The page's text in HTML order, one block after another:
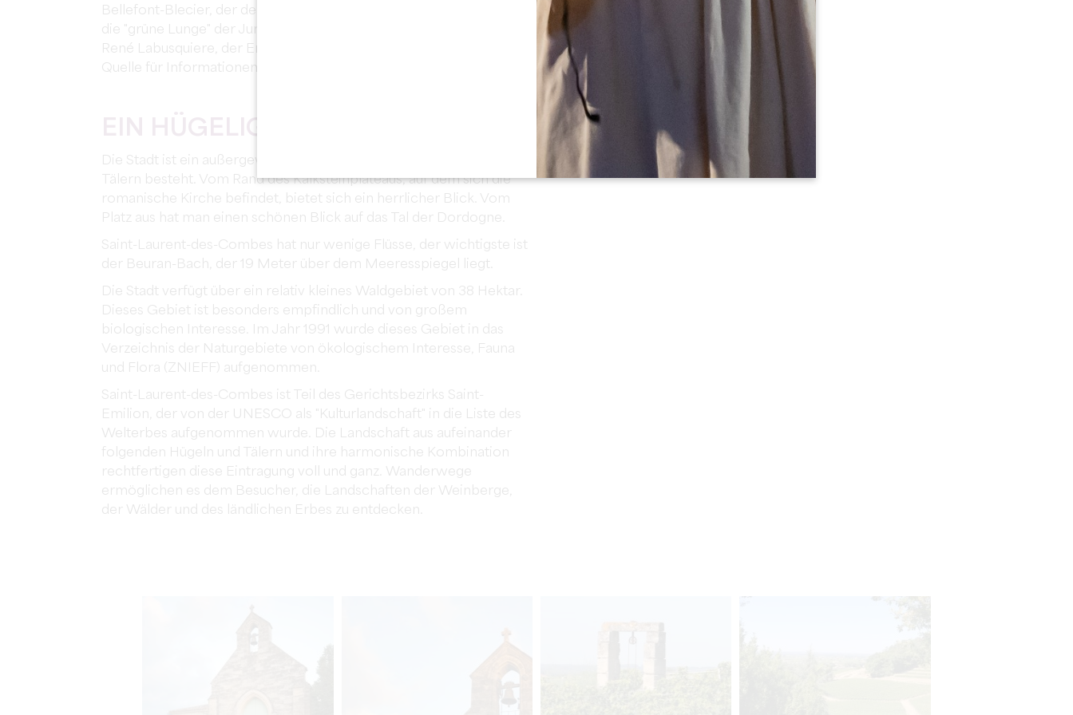
Bellefont-Blecier, der der Stadt 1918 18 Hektar Wald vermachte, um
die "grüne Lunge" der Jurisdiktion zu schaffen. Auch der Generalarzt
René Labusquiere, der Enkel von Jean-Louis Faure, ist eine wichtige
Quelle für Informationen über Tropenmedizin.
Die Stadt ist ein außergewöhnlicher Ort, der aus einer Reihe von
Tälern besteht. Vom Rand des Kalksteinplateaus, auf dem sich die
romanische Kirche befindet, bietet sich ein herrlicher Blick. Vom
Platz aus hat man einen schönen Blick auf das Tal der Dordogne.
Saint-Laurent-des-Combes hat nur wenige Flüsse, der wichtigste ist
der Beuran-Bach, der 19 Meter über dem Meeresspiegel liegt.
Die Stadt verfügt über ein relativ kleines Waldgebiet von 38 Hektar.
Dieses Gebiet ist besonders empfindlich und von großem
biologischen Interesse. Im Jahr 1991 wurde dieses Gebiet in das
Verzeichnis der Naturgebiete von ökologischem Interesse, Fauna
und Flora (ZNIEFF) aufgenommen.
Saint-Laurent-des-Combes ist Teil des Gerichtsbezirks Saint-
Emilion, der von der UNESCO als "Kulturlandschaft" in die Liste des
Welterbes aufgenommen wurde. Die Landschaft aus aufeinander
folgenden Hügeln und Tälern und ihre harmonische Kombination
rechtfertigen diese Eintragung voll und ganz. Wanderwege
ermöglichen es dem Besucher, die Landschaften der Weinberge,
der Wälder und des ländlichen Erbes zu entdecken.